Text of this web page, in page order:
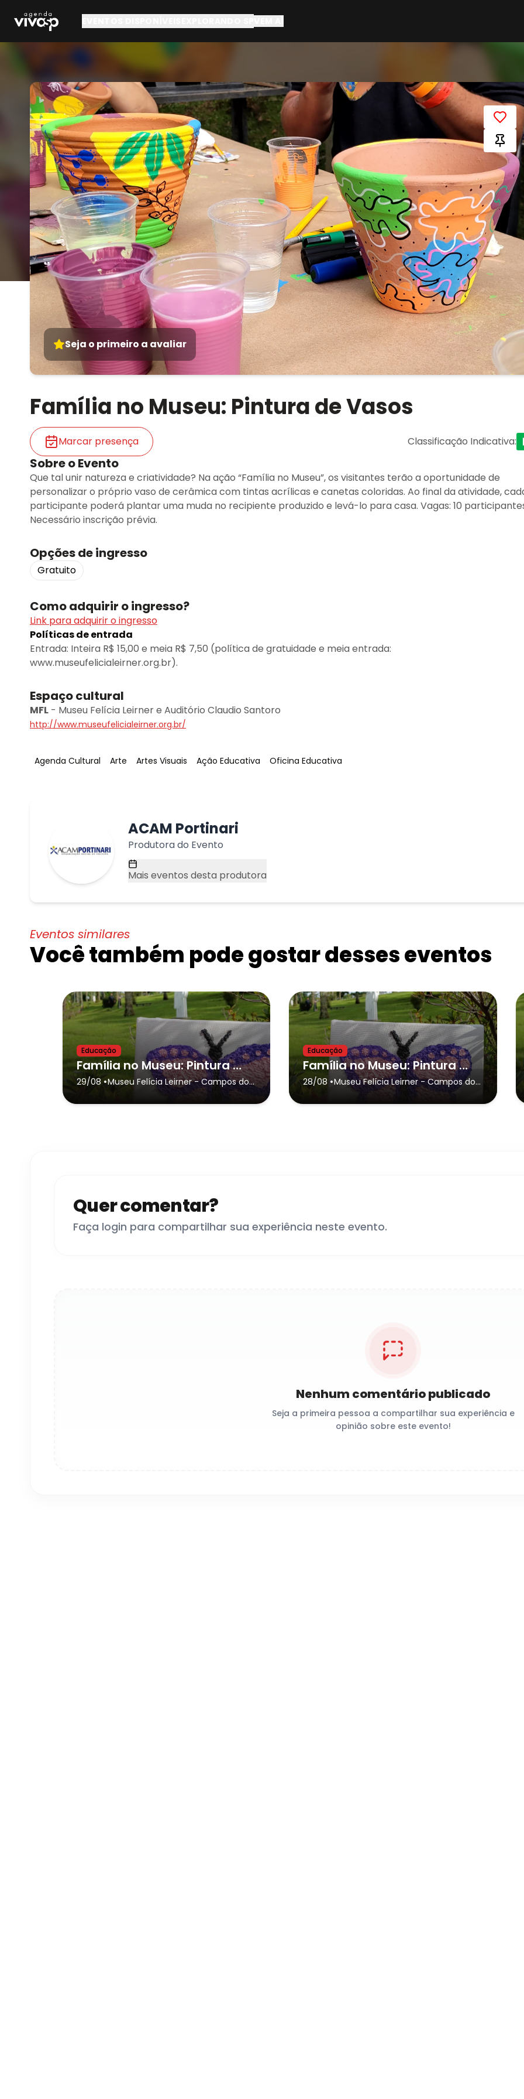
Seja o primeiro a avaliar
Família no Museu: Pintura de Vasos
Marcar presença Classificação Indicativa:
Sobre o Evento
Que tal unir natureza e criatividade? Na ação “Família no Museu”, os visitantes terão a oportunidade de
personalizar o próprio vaso de cerâmica com tintas acrílicas e canetas coloridas. Ao final da atividade,
participante poderá plantar uma muda no recipiente produzido e levá-lo para casa. Vagas: 10
Necessário inscrição prévia.
Opções de ingresso
Gratuito
Como adquirir o ingresso?
Link para adquirir o ingresso
Políticas de entrada
Entrada: Inteira R$ 15,00 e meia R$ 7,50 (política de gratuidade e meia entrada:
www.museufelicialeirner.org.br).
Espaço cultural
MFL - Museu Felícia Leirner e Auditório Claudio Santoro
http://www.museufelicialeirner.org.br/
Tag:
Agenda Cultural Tag:
Arte Tag:
Artes Visuais Tag:
Ação Educativa Tag:
Oficina Educativa
ACAM Portinari
Produtora do Evento
Mais eventos desta produtora
Eventos similares
Você também pode gostar desses eventos
Educação
Família no Museu: Pintura Texturizada
29/08 •Museu Felícia Leirner- Campos do
Educação
Família no Museu: Pintura Texturizada
28/08 •Museu Felícia Leirner- Campos do
Quer comentar?
Faça login para compartilhar sua experiência neste evento.
Nenhum comentário publicado
Seja a primeira pessoa a compartilhar sua experiência e
opinião sobre este evento!